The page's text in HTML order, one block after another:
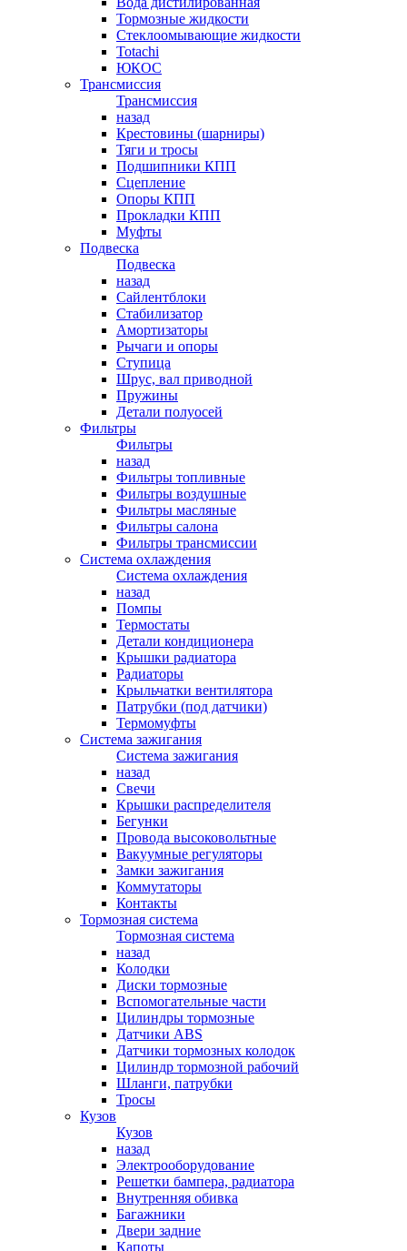
Тормозные жидкости
Стеклоомывающие жидкости
Totachi
ЮКОС
Трансмиссия
Трансмиссия
назад
Крестовины (шарниры)
Тяги и тросы
Подшипники КПП
Сцепление
Опоры КПП
Прокладки КПП
Муфты
Подвеска
Подвеска
назад
Сайлентблоки
Стабилизатор
Амортизаторы
Рычаги и опоры
Ступица
Шрус, вал приводной
Пружины
Детали полуосей
Фильтры
Фильтры
назад
Фильтры топливные
Фильтры воздушные
Фильтры масляные
Фильтры салона
Фильтры трансмиссии
Система охлаждения
Система охлаждения
назад
Помпы
Термостаты
Детали кондиционера
Крышки радиатора
Радиаторы
Крыльчатки вентилятора
Патрубки (под датчики)
Термомуфты
Система зажигания
Система зажигания
назад
Свечи
Крышки распределителя
Бегунки
Провода высоковольтные
Вакуумные регуляторы
Замки зажигания
Коммутаторы
Контакты
Тормозная система
Тормозная система
назад
Колодки
Диски тормозные
Вспомогательные части
Цилиндры тормозные
Датчики ABS
Датчики тормозных колодок
Цилиндр тормозной рабочий
Шланги, патрубки
Тросы
Кузов
Кузов
назад
Электрооборудование
Решетки бампера, радиатора
Внутренняя обивка
Багажники
Двери задние
Капоты